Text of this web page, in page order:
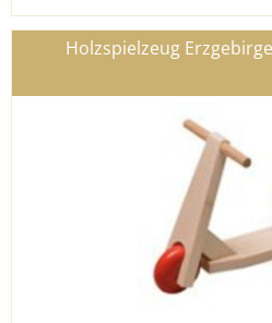
Holzspielzeug